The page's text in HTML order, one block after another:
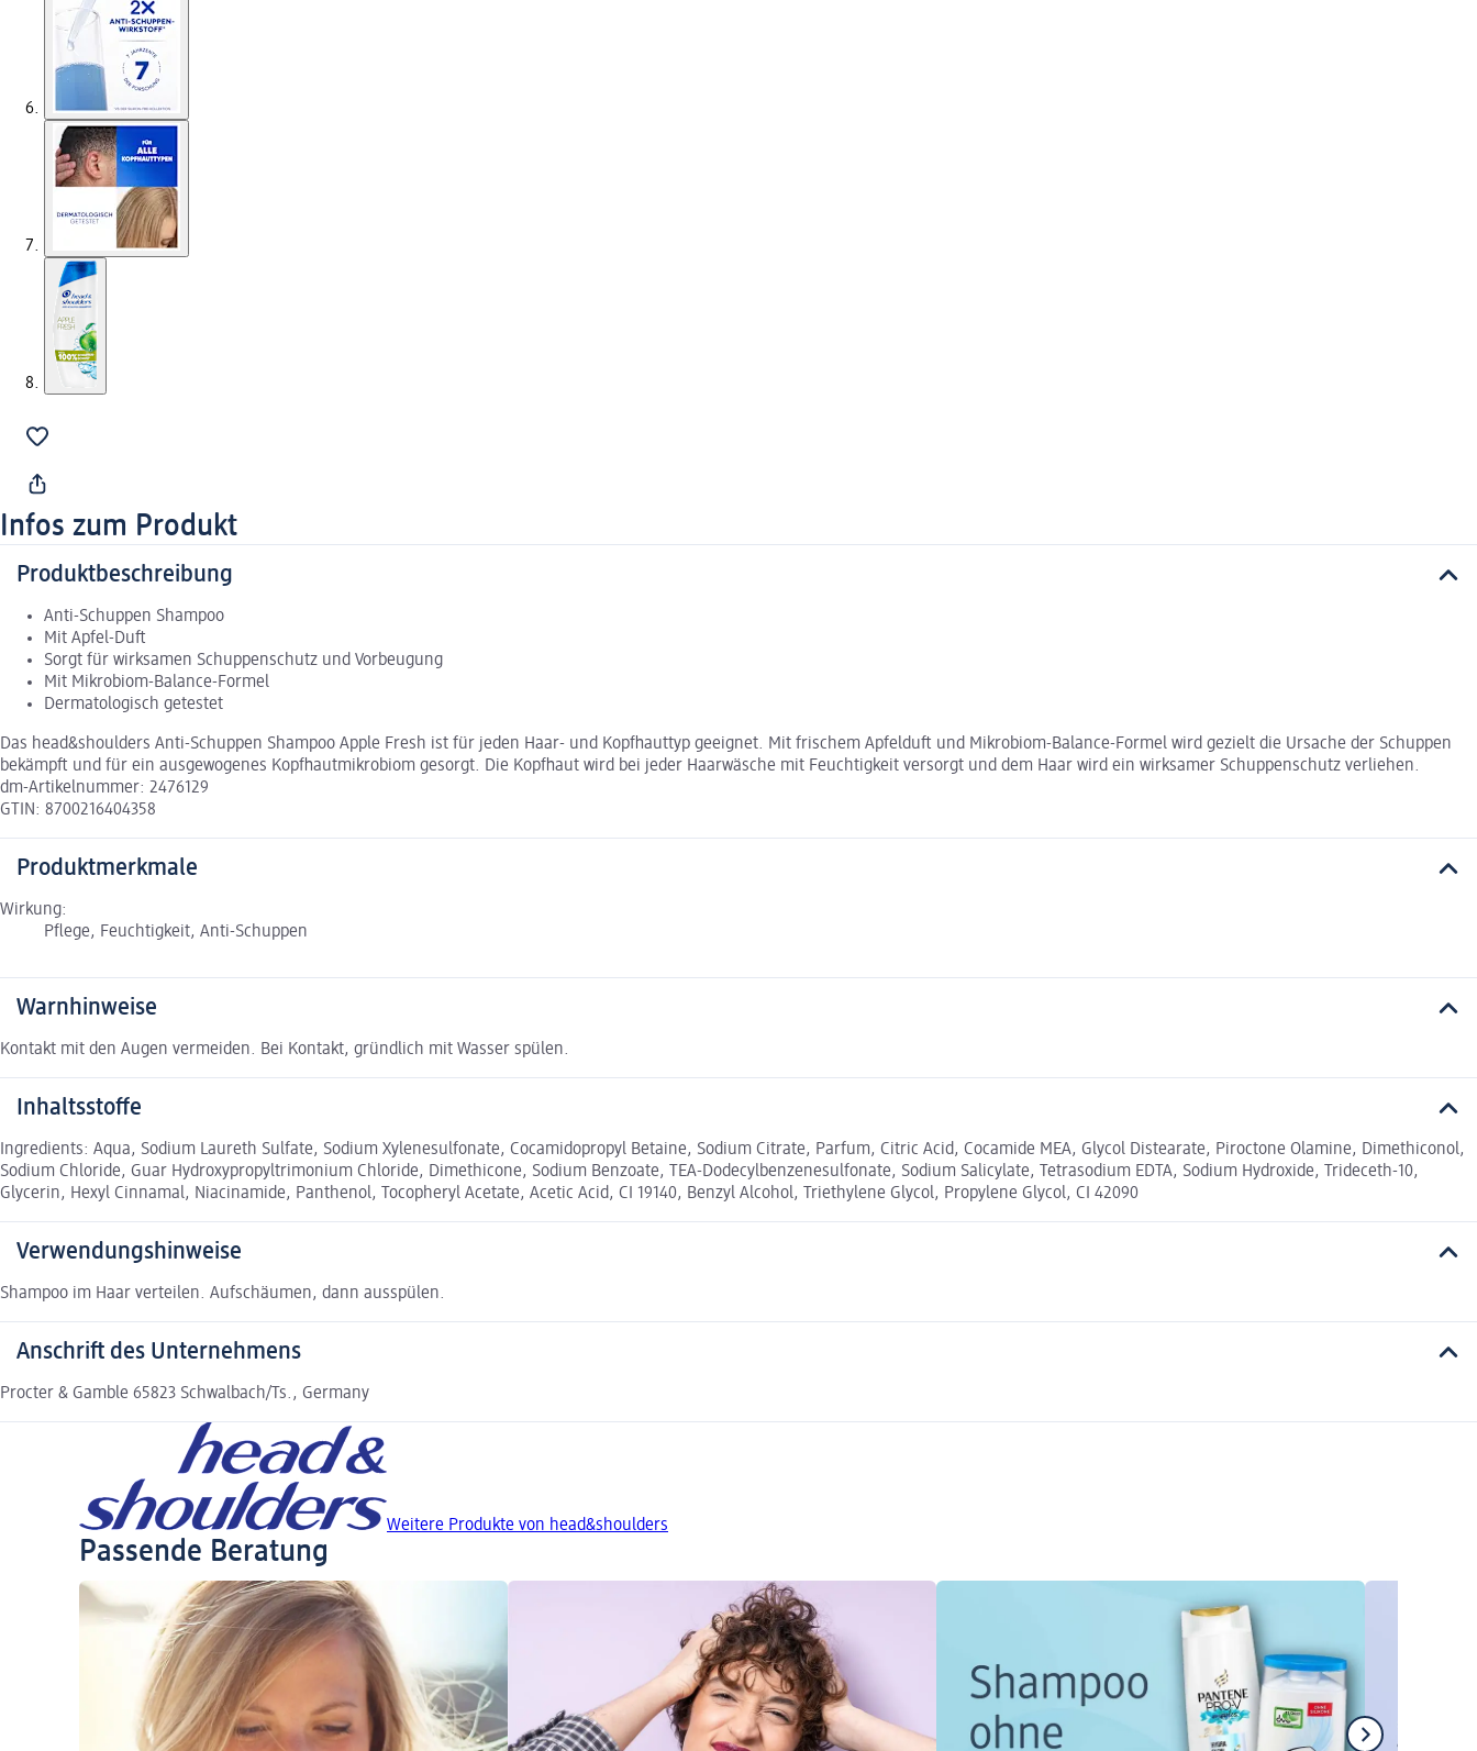
Infos zum Produkt
Produktbeschreibung
Anti-Schuppen Shampoo
Mit Apfel-Duft
Sorgt für wirksamen Schuppenschutz und Vorbeugung
Mit Mikrobiom-Balance-Formel
Dermatologisch getestet
Das head&shoulders Anti-Schuppen Shampoo Apple Fresh ist für jeden Haar- und Kopfhauttyp geeignet. Mit frischem Apfelduft und Mikrobiom-Balance-Formel wird gezielt die Ursache der Schuppen
bekämpft und für ein ausgewogenes Kopfhautmikrobiom gesorgt. Die Kopfhaut wird bei jeder Haarwäsche mit Feuchtigkeit versorgt und dem Haar wird ein wirksamer Schuppenschutz verliehen.
dm-Artikelnummer: 2476129
GTIN: 8700216404358
Produktmerkmale
Wirkung:
Pflege, Feuchtigkeit, Anti-Schuppen
Warnhinweise
Kontakt mit den Augen vermeiden. Bei Kontakt, gründlich mit Wasser spülen.
Inhaltsstoffe
Ingredients: Aqua, Sodium Laureth Sulfate, Sodium Xylenesulfonate, Cocamidopropyl Betaine, Sodium Citrate, Parfum, Citric Acid, Cocamide MEA, Glycol Distearate, Piroctone Olamine, Dimethiconol,
Sodium Chloride, Guar Hydroxypropyltrimonium Chloride, Dimethicone, Sodium Benzoate, TEA-Dodecylbenzenesulfonate, Sodium Salicylate, Tetrasodium EDTA, Sodium Hydroxide, Trideceth-10,
Glycerin, Hexyl Cinnamal, Niacinamide, Panthenol, Tocopheryl Acetate, Acetic Acid, CI 19140, Benzyl Alcohol, Triethylene Glycol, Propylene Glycol, CI 42090
Verwendungshinweise
Shampoo im Haar verteilen. Aufschäumen, dann ausspülen.
Anschrift des Unternehmens
Procter & Gamble 65823 Schwalbach/Ts., Germany
Weitere Produkte von head&shoulders
Passende Beratung